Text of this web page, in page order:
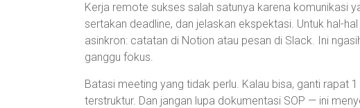
Kerja remote sukses salah satunya karena komunikasi
sertakan deadline, dan jelaskan ekspektasi. Untuk hal-
asinkron: catatan di Notion atau pesan di Slack. Ini
ganggu fokus.
Batasi meeting yang tidak perlu. Kalau bisa, ganti rapat
terstruktur. Dan jangan lupa dokumentasi SOP — ini